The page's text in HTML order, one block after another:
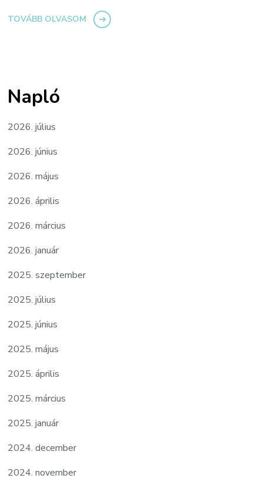
TOVÁBB OLVASOM
Napló
2026. július
2026. június
2026. május
2026. április
2026. március
2026. január
2025. szeptember
2025. július
2025. június
2025. május
2025. április
2025. március
2025. január
2024. december
2024. november